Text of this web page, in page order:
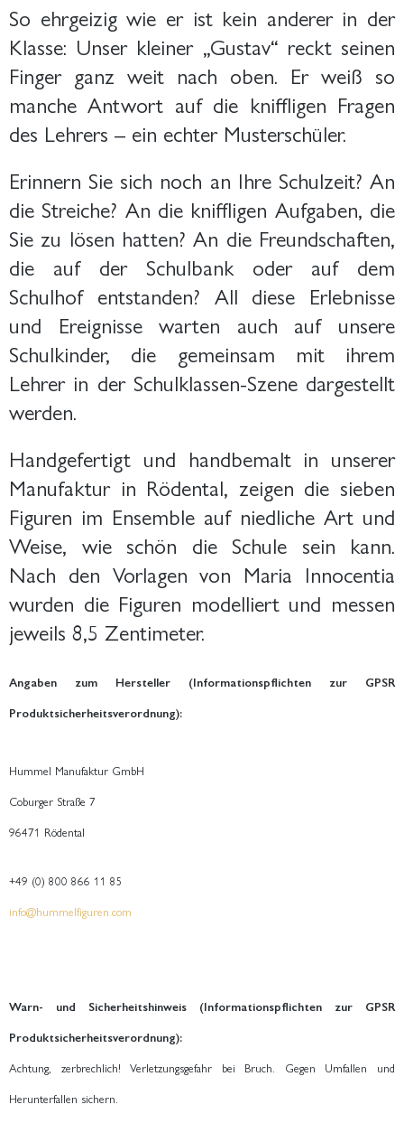
So ehrgeizig wie er ist kein anderer in der
Klasse: Unser kleiner „Gustav“ reckt seinen
Finger ganz weit nach oben. Er weiß so
manche Antwort auf die kniffligen Fragen
des Lehrers – ein echter Musterschüler.
Erinnern Sie sich noch an Ihre Schulzeit? An
die Streiche? An die kniffligen Aufgaben, die
Sie zu lösen hatten? An die Freundschaften,
die auf der Schulbank oder auf dem
Schulhof entstanden? All diese Erlebnisse
und Ereignisse warten auch auf unsere
Schulkinder, die gemeinsam mit ihrem
Lehrer in der Schulklassen-Szene dargestellt
werden.
Handgefertigt und handbemalt in unserer
Manufaktur in Rödental, zeigen die sieben
Figuren im Ensemble auf niedliche Art und
Weise, wie schön die Schule sein kann.
Nach den Vorlagen von Maria Innocentia
wurden die Figuren modelliert und messen
jeweils 8,5 Zentimeter.
Angaben zum Hersteller (Informationspflichten zur GPSR
Produktsicherheitsverordnung):
Hummel Manufaktur GmbH
Coburger Straße 7
96471 Rödental
+49 (0) 800 866 11 85
info@hummelfiguren.com
Warn- und Sicherheitshinweis (Informationspflichten zur GPSR
Produktsicherheitsverordnung):
Achtung, zerbrechlich! Verletzungsgefahr bei Bruch. Gegen Umfallen und
Herunterfallen sichern.